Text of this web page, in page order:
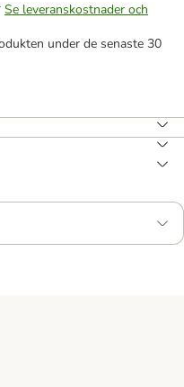
Se leveranskostnader och
under de senaste 30